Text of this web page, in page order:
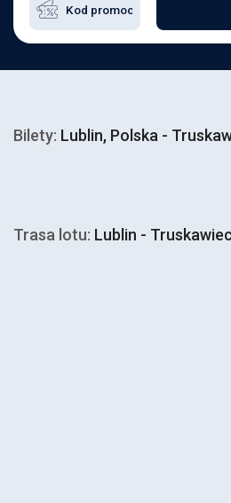
Bilety: Lublin, Polska -
Trasa lotu: Lublin - Truskawiec